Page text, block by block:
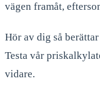
vägen framåt,
Hör av dig så
Testa vår
vidare.